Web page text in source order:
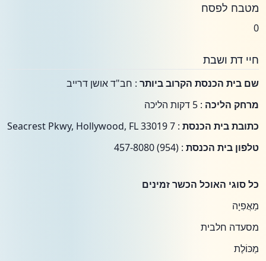
מטבח לפסח
0
חיי דת ושבת
שם בית הכנסת הקרוב ביותר : חב"ד אושן דרייב
מרחק הליכה : 5 דקות הליכה
כתובת בית הכנסת : 7 Seacrest Pkwy, Hollywood, FL 33019
טלפון בית הכנסת : (954) 457-8080
כל סוגי האוכל הכשר זמינים
מַאֲפִיָה
מסעדה חלבית
מַכּוֹלֶת